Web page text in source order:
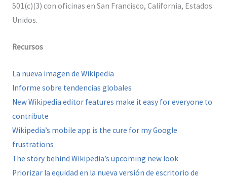
501(c)(3) con oficinas en San Francisco, California, Estados
Unidos.
Recursos
La nueva imagen de Wikipedia
Informe sobre tendencias globales
New Wikipedia editor features make it easy for everyone to
contribute
Wikipedia’s mobile app is the cure for my Google
frustrations
The story behind Wikipedia’s upcoming new look
Priorizar la equidad en la nueva versión de escritorio de